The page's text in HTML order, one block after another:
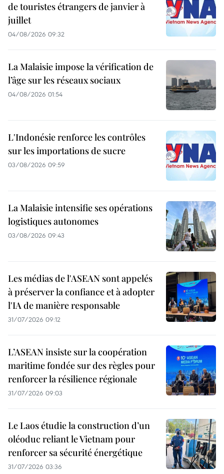
de touristes étrangers de janvier à
juillet
04/08/2026 09:32
La Malaisie impose la vérification de
l’âge sur les réseaux sociaux
04/08/2026 01:54
L'Indonésie renforce les contrôles
sur les importations de sucre
03/08/2026 09:59
La Malaisie intensifie ses opérations
logistiques autonomes
03/08/2026 09:43
Les médias de l'ASEAN sont appelés
à préserver la confiance et à adopter
l'IA de manière responsable
31/07/2026 09:12
L’ASEAN insiste sur la coopération
maritime fondée sur des règles pour
renforcer la résilience régionale
31/07/2026 09:03
Le Laos étudie la construction d’un
oléoduc reliant le Vietnam pour
renforcer sa sécurité énergétique
31/07/2026 03:36